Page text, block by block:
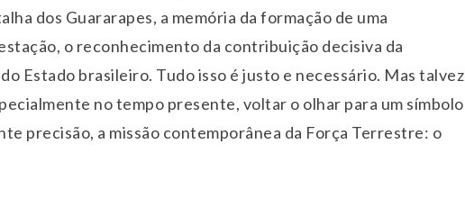
dos Guararapes, a memória da formação de uma
o reconhecimento da contribuição decisiva da
Estado brasileiro. Tudo isso é justo e necessário. Mas talvez
no tempo presente, voltar o olhar para um símbolo
precisão, a missão contemporânea da Força Terrestre: o